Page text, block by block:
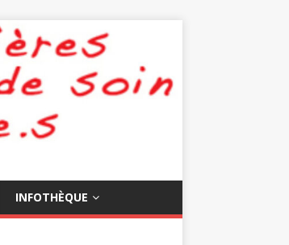
INFOTHÈQUE